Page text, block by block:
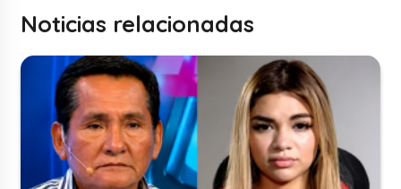
Noticias relacionadas